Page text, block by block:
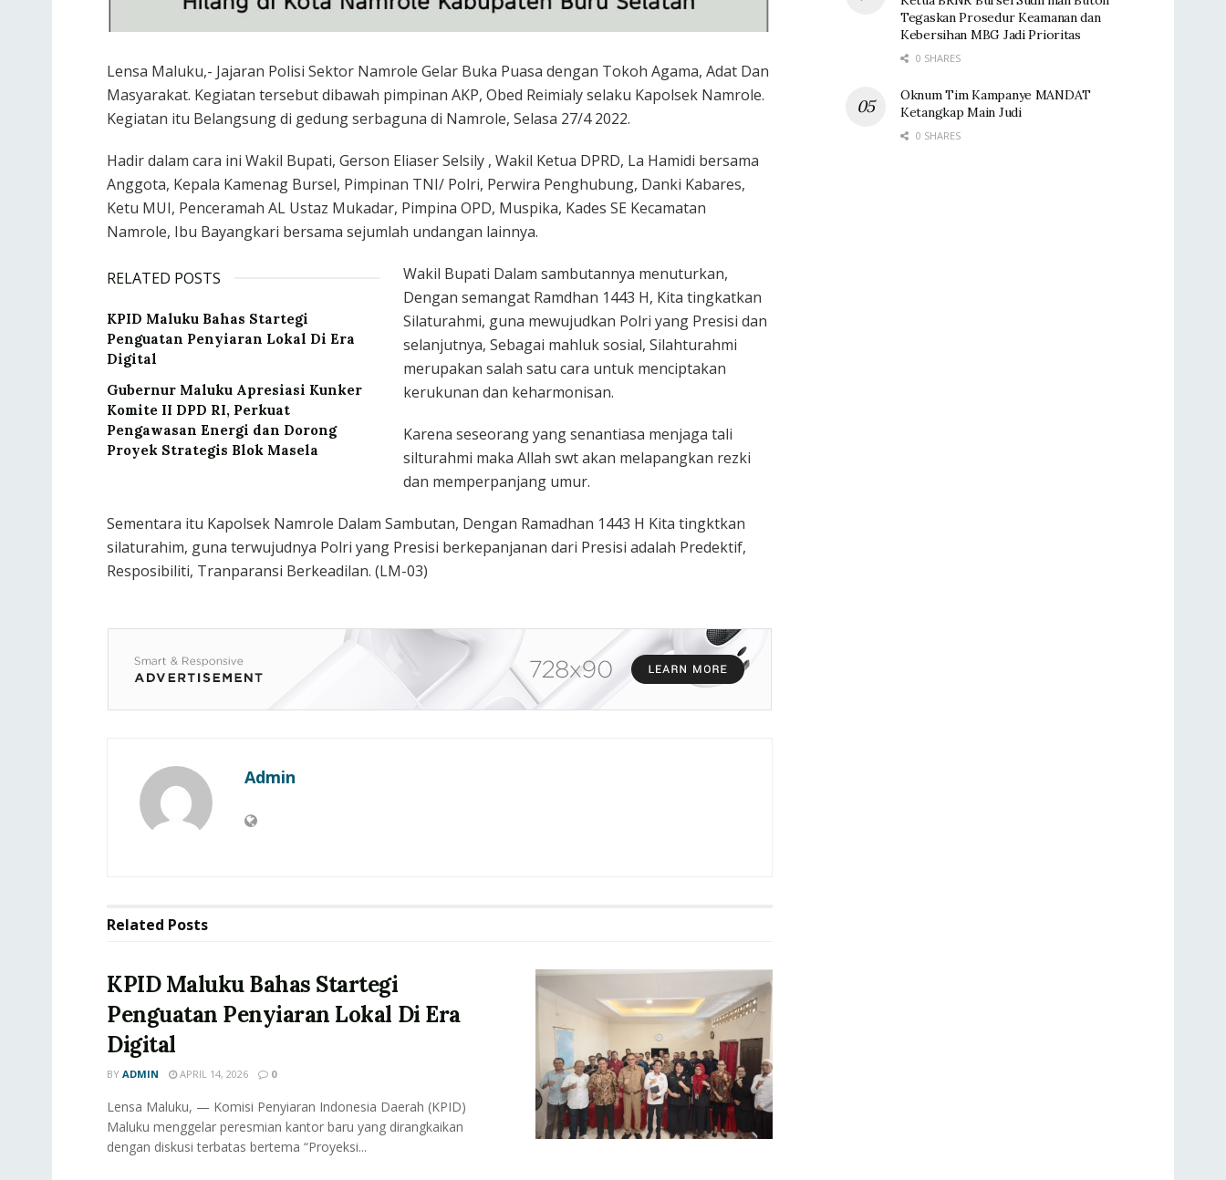
Lensa Maluku,- Jajaran Polisi Sektor Namrole Gelar Buka Puasa dengan Tokoh Agama, Adat Dan
Masyarakat. Kegiatan tersebut dibawah pimpinan AKP, Obed Reimialy selaku Kapolsek Namrole.
Kegiatan itu Belangsung di gedung serbaguna di Namrole, Selasa 27/4 2022.
Hadir dalam cara ini Wakil Bupati, Gerson Eliaser Selsily , Wakil Ketua DPRD, La Hamidi bersama
Anggota, Kepala Kamenag Bursel, Pimpinan TNI/ Polri, Perwira Penghubung, Danki Kabares,
Ketu MUI, Penceramah AL Ustaz Mukadar, Pimpina OPD, Muspika, Kades SE Kecamatan
Namrole, Ibu Bayangkari bersama sejumlah undangan lainnya.
RELATED POSTS
KPID Maluku Bahas Startegi
Penguatan Penyiaran Lokal Di Era
Digital
Gubernur Maluku Apresiasi Kunker
Komite II DPD RI, Perkuat
Pengawasan Energi dan Dorong
Proyek Strategis Blok Masela
Wakil Bupati Dalam sambutannya menuturkan,
Dengan semangat Ramdhan 1443 H, Kita tingkatkan
Silaturahmi, guna mewujudkan Polri yang Presisi dan
selanjutnya, Sebagai mahluk sosial, Silahturahmi
merupakan salah satu cara untuk menciptakan
kerukunan dan keharmonisan.
Karena seseorang yang senantiasa menjaga tali
silturahmi maka Allah swt akan melapangkan rezki
dan memperpanjang umur.
Sementara itu Kapolsek Namrole Dalam Sambutan, Dengan Ramadhan 1443 H Kita tingktkan
silaturahim, guna terwujudnya Polri yang Presisi berkepanjanan dari Presisi adalah Predektif,
Resposibiliti, Tranparansi Berkeadilan. (LM-03)
Admin
Related Posts
KPID Maluku Bahas Startegi
Penguatan Penyiaran Lokal Di Era
Digital
BY ADMIN APRIL 14, 2026 0
Lensa Maluku, — Komisi Penyiaran Indonesia Daerah (KPID)
Maluku menggelar peresmian kantor baru yang dirangkaikan
dengan diskusi terbatas bertema “Proyeksi...
Tegaskan Prosedur Keamanan dan
Kebersihan MBG Jadi Prioritas
0 SHARES
Oknum Tim Kampanye MANDAT
Ketangkap Main Judi
0 SHARES